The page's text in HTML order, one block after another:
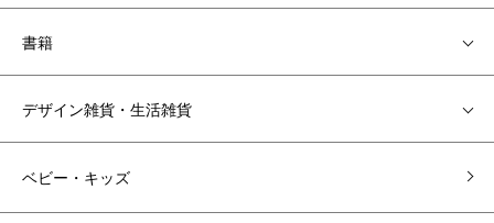
書籍
デザイン雑貨・生活雑貨
ベビー・キッズ